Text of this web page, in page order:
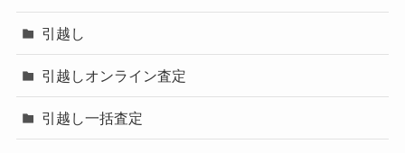
引越し
引越しオンライン査定
引越し一括査定